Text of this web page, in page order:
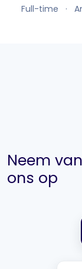
Full-time ·
Neem
ons op